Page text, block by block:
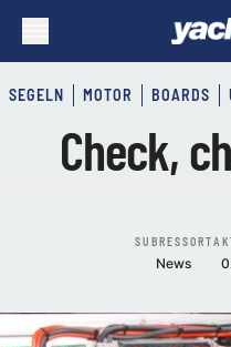
SEGELN MOTOR BOARDS
Check,
SUBRESSORT
News